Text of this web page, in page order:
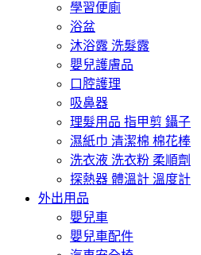
學習便廁
浴盆
沐浴露 洗髮露
嬰兒護膚品
口腔護理
吸鼻器
理髮用品 指甲剪 鑷子
濕紙巾 清潔棉 棉花棒
洗衣液 洗衣粉 柔順劑
探熱器 體溫計 溫度計
外出用品
嬰兒車
嬰兒車配件